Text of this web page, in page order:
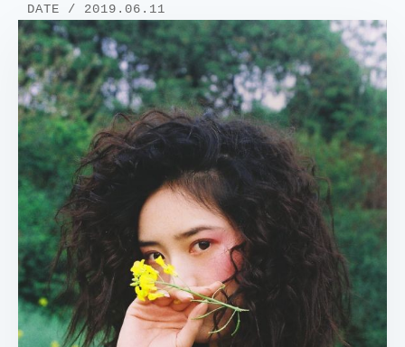
DATE / 2019.06.11